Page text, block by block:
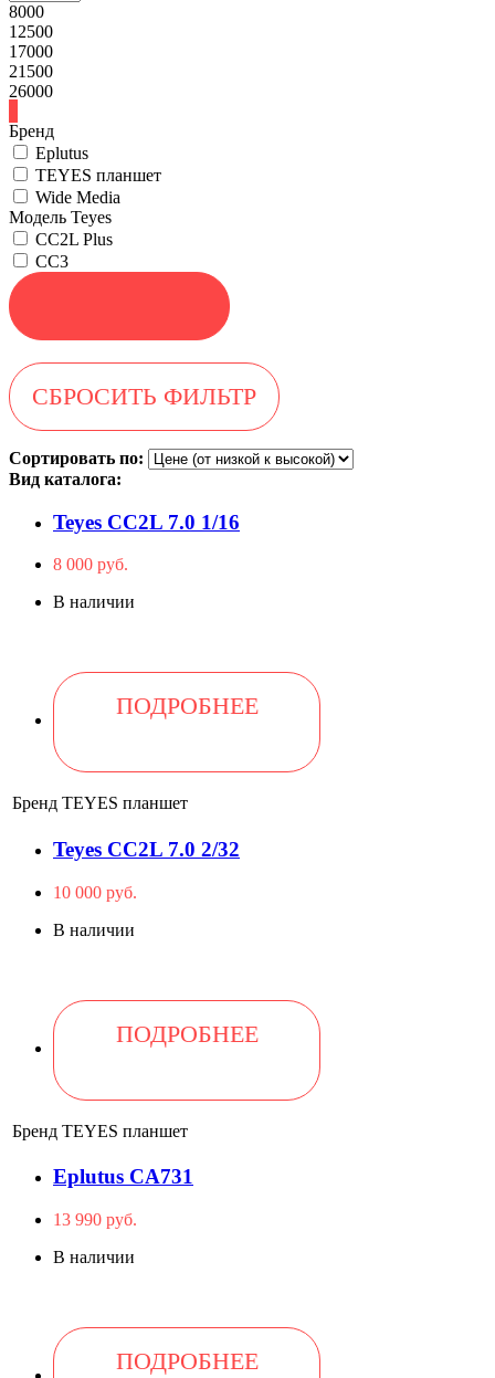
8000
12500
17000
21500
26000
Бренд
Eplutus
TEYES планшет
Wide Media
Модель Teyes
CC2L Plus
CC3
Сортировать по:
Вид каталога:
Teyes CC2L 7.0 1/16
8 000 руб.
В наличии
ПОДРОБНЕЕ
Бренд TEYES планшет
Teyes CC2L 7.0 2/32
10 000 руб.
В наличии
ПОДРОБНЕЕ
Бренд TEYES планшет
Eplutus CA731
13 990 руб.
В наличии
ПОДРОБНЕЕ